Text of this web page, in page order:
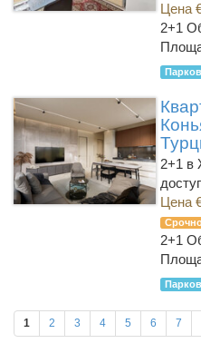
Цена
2+1
2+1 в
Цена
2+1
1 2 3 4 5 6 7